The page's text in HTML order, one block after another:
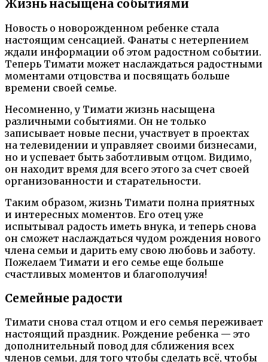
Жизнь насыщена событиями
Новость о новорожденном ребенке стала
настоящим сенсацией. Фанаты с нетерпением
ждали информации об этом радостном событии.
Теперь Тимати может наслаждаться радостными
моментами отцовства и посвящать больше
времени своей семье.
Несомненно, у Тимати жизнь насыщена
различными событиями. Он не только
записывает новые песни, участвует в проектах
на телевидении и управляет своими бизнесами,
но и успевает быть заботливым отцом. Видимо,
он находит время для всего этого за счет своей
организованности и старательности.
Таким образом, жизнь Тимати полна приятных
и интересных моментов. Его отец уже
испытывал радость иметь внука, и теперь снова
он сможет наслаждаться чудом рождения нового
члена семьи и дарить ему свою любовь и заботу.
Пожелаем Тимати и его семье еще больше
счастливых моментов и благополучия!
Семейные радости
Тимати снова стал отцом и его семья переживает
настоящий праздник. Рождение ребенка — это
дополнительный повод для сближения всех
членов семьи, для того чтобы сделать всё, чтобы